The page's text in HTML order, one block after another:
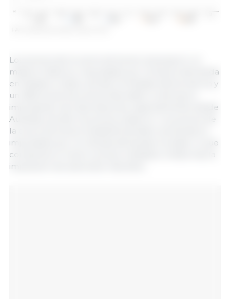
FAO meat price index. Source: FAO.
Los precios de la carne de bovino alcanzaron un
máximo histórico, impulsados ​​por la fuerte demanda
en Estados Unidos, donde la limitada oferta interna y
un diferencial de precios favorable continuaron
impulsando las importaciones, especialmente desde
Australia, donde los precios subieron. Los precios de
la carne de bovino brasileña también aumentaron,
impulsados ​​por la robusta demanda mundial, lo que
compensó el menor acceso a Estados Unidos tras la
imposición de aranceles más altos.